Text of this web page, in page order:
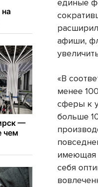
единые
афиши,
«В
менее
сферы к
больше
имеющая
себя